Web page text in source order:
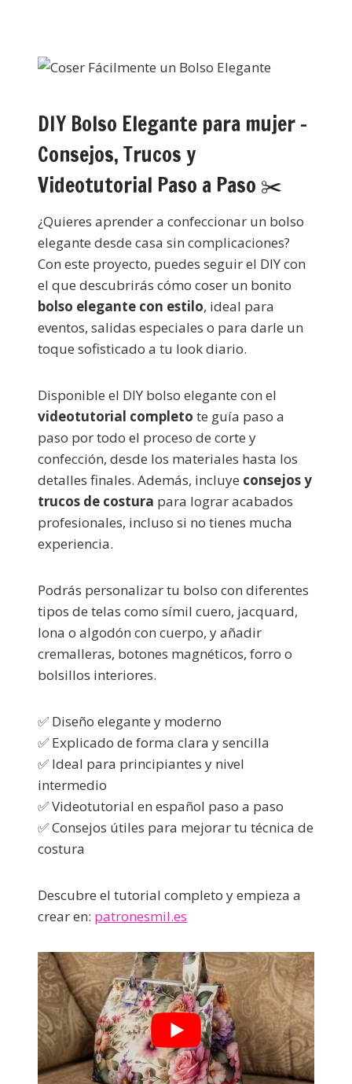
DIY Bolso Elegante para mujer –
Consejos, Trucos y
Videotutorial Paso a Paso ✂️
¿Quieres aprender a confeccionar un bolso
elegante desde casa sin complicaciones?
Con este proyecto, puedes seguir el DIY con
el que descubrirás cómo coser un bonito
bolso elegante con estilo, ideal para
eventos, salidas especiales o para darle un
toque sofisticado a tu look diario.
Disponible el DIY bolso elegante con el
videotutorial completo te guía paso a
paso por todo el proceso de corte y
confección, desde los materiales hasta los
detalles finales. Además, incluye consejos y
trucos de costura para lograr acabados
profesionales, incluso si no tienes mucha
experiencia.
Podrás personalizar tu bolso con diferentes
tipos de telas como símil cuero, jacquard,
lona o algodón con cuerpo, y añadir
cremalleras, botones magnéticos, forro o
bolsillos interiores.
✅ Diseño elegante y moderno
✅ Explicado de forma clara y sencilla
✅ Ideal para principiantes y nivel
intermedio
✅ Videotutorial en español paso a paso
✅ Consejos útiles para mejorar tu técnica de
costura
Descubre el tutorial completo y empieza a
crear en: patronesmil.es